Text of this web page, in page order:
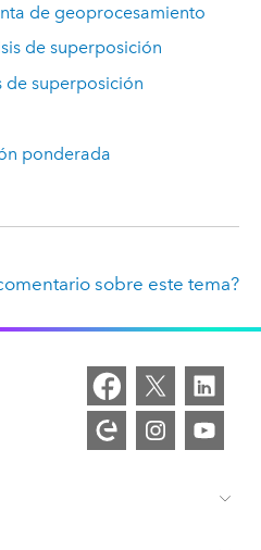
de geoprocesamiento
de superposición
de superposición
ponderada
sobre este tema?